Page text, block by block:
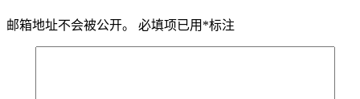
邮箱地址不会被公开。 必填项已用 *标注